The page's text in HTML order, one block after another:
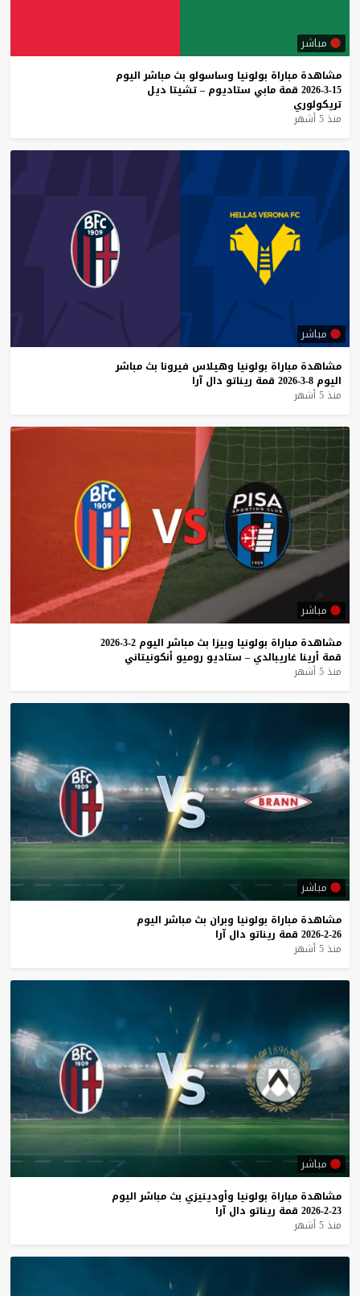
مباشر
مشاهدة مباراة بولونيا وساسولو بث مباشر اليوم
15-3-2026
قمة مابي ستاديوم – تشيتا ديل
تريكولوري
منذ 5 أشهر
مباشر
مشاهدة مباراة بولونيا وهيلاس فيرونا بث مباشر
اليوم 8-3-2026 قمة ريناتو دال آرا
منذ 5 أشهر
مباشر
مشاهدة مباراة بولونيا وبيزا بث مباشر اليوم 2-3-2026
قمة أرينا غاريبالدي – ستاديو روميو أنكونيتاني
منذ 5 أشهر
مباشر
مشاهدة مباراة بولونيا وبران بث مباشر اليوم
26-2-2026
قمة ريناتو دال آرا
منذ 5 أشهر
مباشر
مشاهدة مباراة بولونيا وأودينيزي بث مباشر اليوم
23-2-2026
قمة ريناتو دال آرا
منذ 5 أشهر